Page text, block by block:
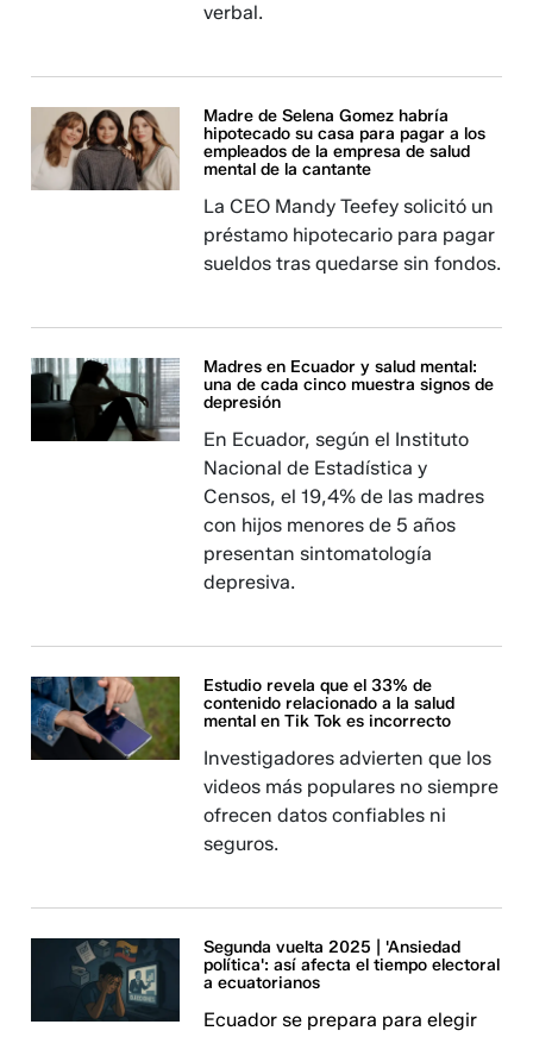
verbal.
Madre de Selena Gomez habría
hipotecado su casa para pagar a los
empleados de la empresa de salud
mental de la cantante
La CEO Mandy Teefey solicitó un
préstamo hipotecario para pagar
sueldos tras quedarse sin fondos.
Madres en Ecuador y salud mental:
una de cada cinco muestra signos de
depresión
En Ecuador, según el Instituto
Nacional de Estadística y
Censos, el 19,4% de las madres
con hijos menores de 5 años
presentan sintomatología
depresiva.
Estudio revela que el 33% de
contenido relacionado a la salud
mental en Tik Tok es incorrecto
Investigadores advierten que los
videos más populares no siempre
ofrecen datos confiables ni
seguros.
Segunda vuelta 2025 | 'Ansiedad
política': así afecta el tiempo electoral
a ecuatorianos
Ecuador se prepara para elegir